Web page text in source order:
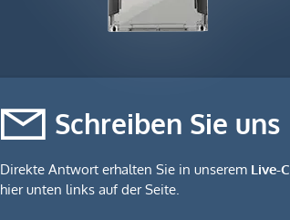
Schreiben Sie uns
Direkte Antwort erhalten Sie in unserem Live-
hier unten links auf der Seite.